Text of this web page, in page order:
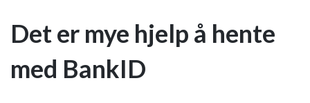
Det er mye hjelp å hente
med BankID